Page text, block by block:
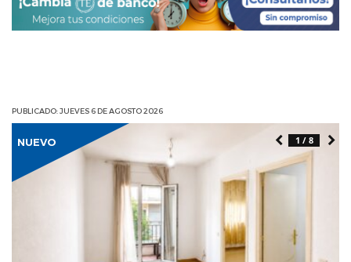
PUBLICADO: JUEVES 6 DE AGOSTO 2026
NUEVO 1 / 8